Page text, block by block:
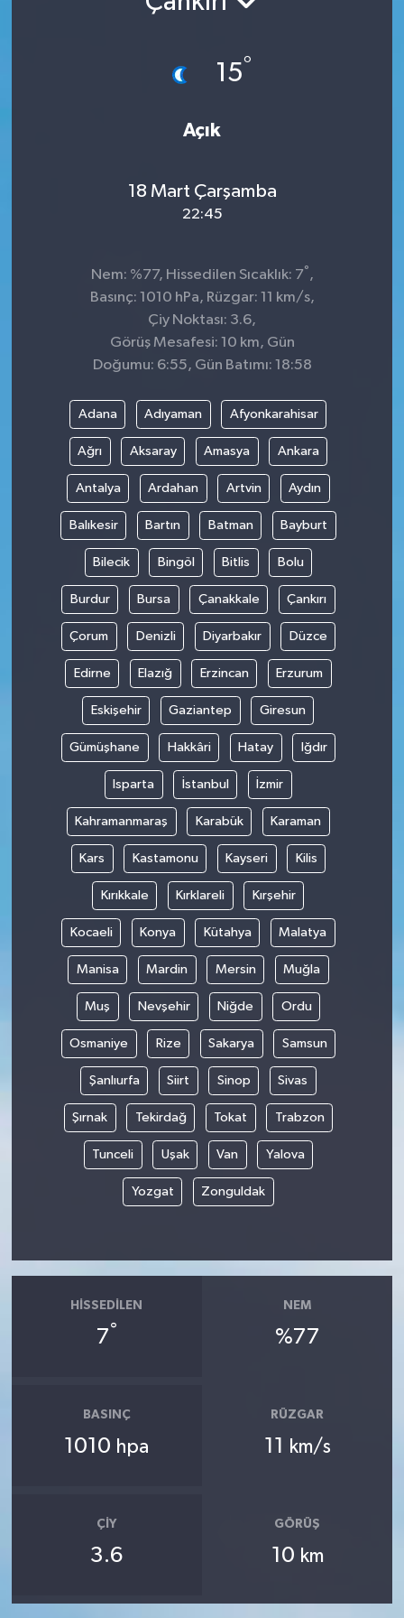
15°
Açık
18 Mart Çarşamba
22:45
Nem: %77, Hissedilen Sıcaklık: 7° ,
Basınç: 1010 hPa, Rüzgar: 11 km/s,
Çiy Noktası: 3.6,
Görüş Mesafesi: 10 km, Gün
Doğumu: 6:55, Gün Batımı: 18:58
Adana Adıyaman Afyonkarahisar
Ağrı Aksaray Amasya Ankara
Antalya Ardahan Artvin Aydın
Balıkesir Bartın Batman Bayburt
Bilecik Bingöl Bitlis Bolu
Burdur Bursa Çanakkale Çankırı
Çorum Denizli Diyarbakır Düzce
Edirne Elazığ Erzincan Erzurum
Eskişehir Gaziantep Giresun
Gümüşhane Hakkâri Hatay Iğdır
Isparta İstanbul İzmir
Kahramanmaraş Karabük Karaman
Kars Kastamonu Kayseri Kilis
Kırıkkale Kırklareli Kırşehir
Kocaeli Konya Kütahya Malatya
Manisa Mardin Mersin Muğla
Muş Nevşehir Niğde Ordu
Osmaniye Rize Sakarya Samsun
Şanlıurfa Siirt Sinop Sivas
Şırnak Tekirdağ Tokat Trabzon
Tunceli Uşak Van Yalova
Yozgat Zonguldak
HISSEDILEN
7°
NEM
%77
BASINÇ
1010 hpa
RÜZGAR
11 km/s
ÇIY
3.6
GÖRÜŞ
10 km